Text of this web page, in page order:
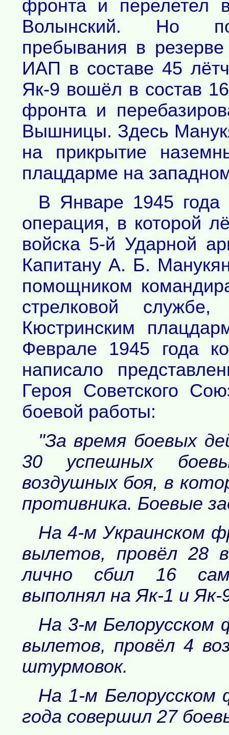
фронта и перелетел
Волынский. Но
пребывания в
ИАП в составе 45
Як-9 вошёл в состав
фронта и
Вышницы. Здесь
на прикрытие
плацдарме на
В Январе 1945 года
операция, в которой
войска 5-й Ударной
Капитану А. Б.
помощником
стрелковой
Кюстринским
Феврале 1945 года
написало
Героя Советского
боевой работы:
"За время боевых
30 успешных
воздушных боя, в
противника. Боевые
На 4-м Украинском
вылетов, провёл 28
лично сбил 16
выполнял на Як-1 и Як-
На 3-м Белорусском
вылетов, провёл 4
штурмовок.
На 1-м Белорусском
года совершил 27